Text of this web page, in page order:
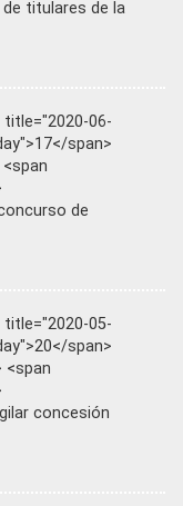
titulares de la
06-
span>
de
05-
span>
<span
concesión